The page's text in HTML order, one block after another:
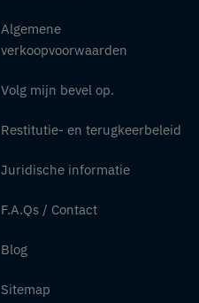
Algemene
verkoopvoorwaarden
Volg mijn bevel op.
Restitutie- en terugkeerbeleid
Juridische informatie
F.A.Qs / Contact
Blog
Sitemap